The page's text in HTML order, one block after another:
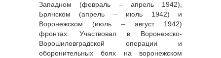
Западном (февраль – апрель 1942),
Брянском (апрель – июль 1942) и
Воронежском (июль – август 1942)
фронтах. Участвовал в Воронежско-
Ворошиловградской операции и
оборонительных боях на воронежском